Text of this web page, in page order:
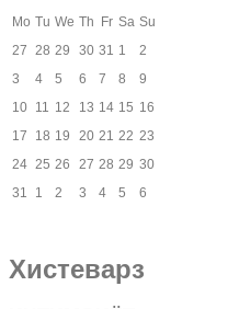
Mo Tu We Th Fr Sa Su
27 28 29 30 31 1
2
3
4 5 6 7 8
9
10 11 12 13 14 15 16
17
18 19 20 21 22 23
24 25 26 27 28 29 30
31
1 2 3 4 5 6
Хистеварз